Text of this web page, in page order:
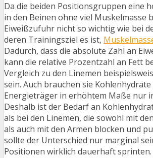
Da die beiden Positionsgruppen eine
in den Beinen ohne viel Muskelmasse
Eiweißzufuhr nicht so wichtig wie bei
deren Trainingsziel es ist,
Dadurch, dass die absolute Zahl an
kann die relative Prozentzahl an Fett
Vergleich zu den Linemen
sein. Auch brauchen sie
Energieträger in erhöhtem Maße nur
Deshalb ist der Bedarf an
als bei den Linemen, die sowohl mit
als auch mit den Armen blocken und
sollte der Unterschied nur marginal
Positionen wirklich dauerhaft sprinten.